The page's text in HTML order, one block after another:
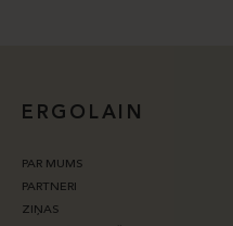
ERGOLAIN
PAR MUMS
PARTNERI
ZIŅAS